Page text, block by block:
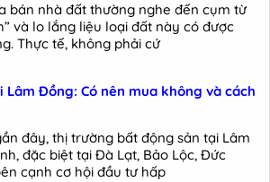
bán nhà đất thường nghe đến cụm từ
và lo lắng liệu loại đất này có được
Thực tế, không phải cứ
Đồng: Có nên mua không và cách
đây, thị trường bất động sản tại Lâm
đặc biệt tại Đà Lạt, Bảo Lộc, Đức
cạnh cơ hội đầu tư hấp